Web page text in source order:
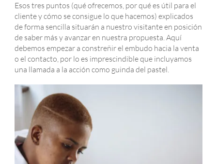
Esos tres puntos (qué ofrecemos, por qué es útil para el
cliente y cómo se consigue lo que hacemos) explicados
de forma sencilla situarán a nuestro visitante en posición
de saber más y avanzar en nuestra propuesta. Aquí
debemos empezar a constreñir el embudo hacia la venta
o el contacto, por lo es imprescindible que incluyamos
una llamada a la acción como guinda del pastel.